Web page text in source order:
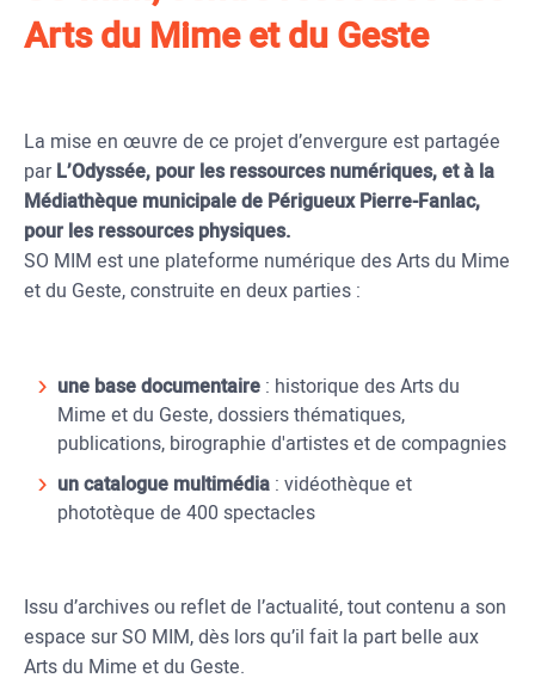
Arts du Mime et du Geste
La mise en œuvre de ce projet d’envergure est partagée
parL’Odyssée, pour les ressources numériques, et à la
Médiathèque municipale de Périgueux Pierre-Fanlac,
pour les ressources physiques.
SO MIM est une plateforme numérique des Arts du Mime
et du Geste, construite en deux parties :
une base documentaire : historique des Arts du
Mime et du Geste, dossiers thématiques,
publications, birographie d'artistes et de compagnies
un catalogue multimédia : vidéothèque et
phototèque de 400 spectacles
Issu d’archives ou reflet de l’actualité, tout contenu a son
espace sur SO MIM, dès lors qu’il fait la part belle aux
Arts du Mime et du Geste.